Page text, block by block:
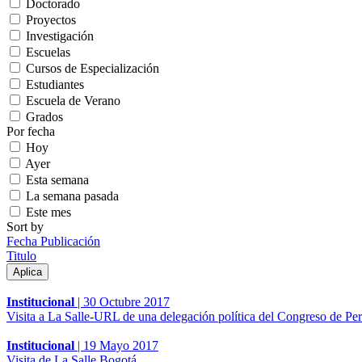
Doctorado
Proyectos
Investigación
Escuelas
Cursos de Especialización
Estudiantes
Escuela de Verano
Grados
Por fecha
Hoy
Ayer
Esta semana
La semana pasada
Este mes
Sort by
Fecha Publicación
Titulo
Institucional | 30 Octubre 2017
Visita a La Salle-URL de una delegación política del Congreso de
Institucional | 19 Mayo 2017